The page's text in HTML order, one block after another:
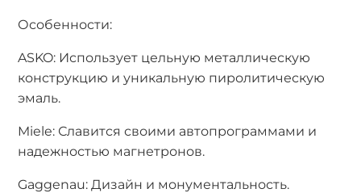
Особенности:
ASKO: Использует цельную металлическую
конструкцию и уникальную пиролитическую
эмаль.
Miele: Славится своими автопрограммами и
надежностью магнетронов.
Gaggenau: Дизайн и монументальность.